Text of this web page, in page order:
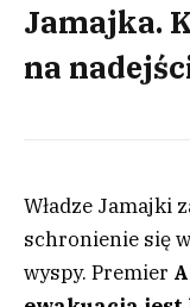
Jamajka.
na
Władze Jamajki
schronienie się
wyspy. Premier